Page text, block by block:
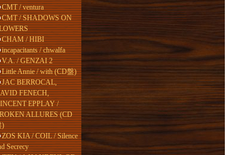
CMT / ventura
CMT / SHADOWS ON
CHAM / HIBI
incapacitants / chwalfa
V.A. / GENZAI 2
Little Annie / with (CD盤)
JAC BERROCAL,
FENECH,
EPPLAY /
ALLURES (CD
)
ZOS KIA / COIL / Silence
Secrecy